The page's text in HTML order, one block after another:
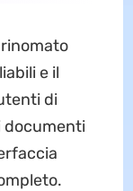
e il
di
documenti